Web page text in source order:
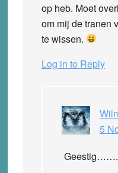
op heb. Moet
om mij de tranen
te wissen.
Log in to Reply
5